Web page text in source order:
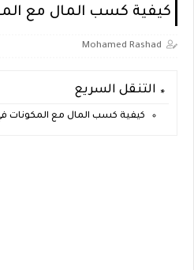
كيفية كسب المال مع
Mohamed Rashad
التنقل السريع
كيفية كسب المال مع المكونات